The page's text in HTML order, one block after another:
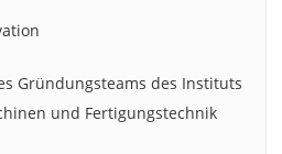
Gründungsteams des Instituts
und Fertigungstechnik